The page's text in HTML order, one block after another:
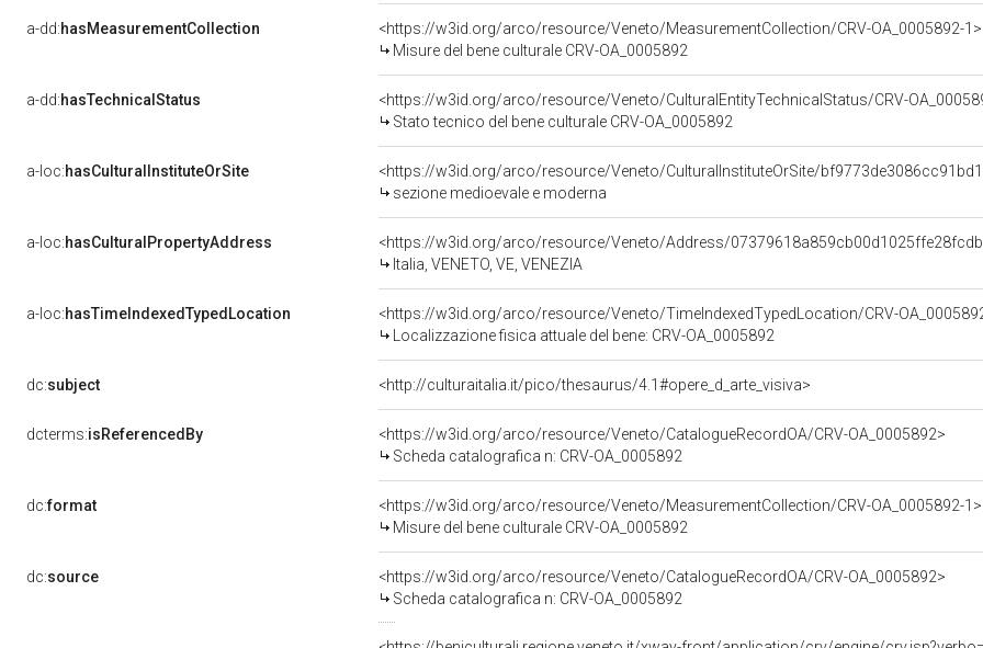
a-dd:hasMeasurementCollection
<https://w3id.org/arco/resource/Veneto/MeasurementCollection/CRV-OA_0005892-1>
Misure del bene culturale CRV-OA_0005892
a-dd:hasTechnicalStatus
<https://w3id.org/arco/resource/Veneto/CulturalEntityTechnicalStatus/CRV-
Stato tecnico del bene culturale CRV-OA_0005892
a-loc:hasCulturalInstituteOrSite
<https://w3id.org/arco/resource/Veneto/CulturalInstituteOrSite/
sezione medioevale e moderna
a-loc:hasCulturalPropertyAddress
<https://w3id.org/arco/resource/Veneto/Address/
Italia, VENETO, VE, VENEZIA
a-loc:hasTimeIndexedTypedLocation
<https://w3id.org/arco/resource/Veneto/TimeIndexedTypedLocation/CRV-
Localizzazione fisica attuale del bene: CRV-OA_0005892
dc:subject <http://culturaitalia.it/pico/thesaurus/4.1#opere_d_arte_visiva>
dcterms:isReferencedBy
<https://w3id.org/arco/resource/Veneto/CatalogueRecordOA/CRV-OA_0005892>
Scheda catalografica n: CRV-OA_0005892
dc:format
<https://w3id.org/arco/resource/Veneto/MeasurementCollection/CRV-OA_0005892-1>
Misure del bene culturale CRV-OA_0005892
dc:source
<https://w3id.org/arco/resource/Veneto/CatalogueRecordOA/CRV-OA_0005892>
Scheda catalografica n: CRV-OA_0005892